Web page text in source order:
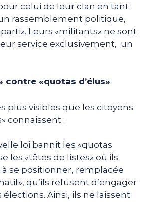
celui de leur clan en tant
rassemblement politique,
Leurs «militants» ne sont
service exclusivement, un
«quotas d’élus»
plus visibles que les citoyens
connaissent :
loi bannit les «quotas
les «têtes de listes» où ils
se positionner, remplacée
qu’ils refusent d’engager
élections. Ainsi, ils ne laissent